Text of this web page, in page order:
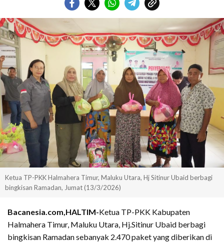
Ketua TP-PKK Halmahera Timur, Maluku Utara, Hj Sitinur Ubaid berbagi
bingkisan Ramadan, Jumat (13/3/2026)
Bacanesia.com,HALTIM-Ketua TP-PKK Kabupaten
Halmahera Timur, Maluku Utara, Hj.Sitinur Ubaid berbagi
bingkisan Ramadan sebanyak 2.470 paket yang diberikan di